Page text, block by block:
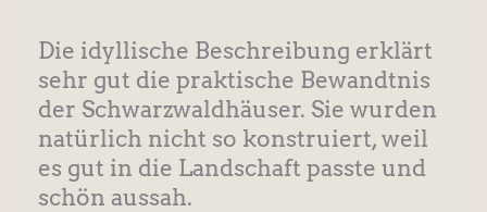
Die idyllische Beschreibung erklärt
sehr gut die praktische Bewandtnis
der Schwarzwaldhäuser. Sie wurden
natürlich nicht so konstruiert, weil
es gut in die Landschaft passte und
schön aussah.